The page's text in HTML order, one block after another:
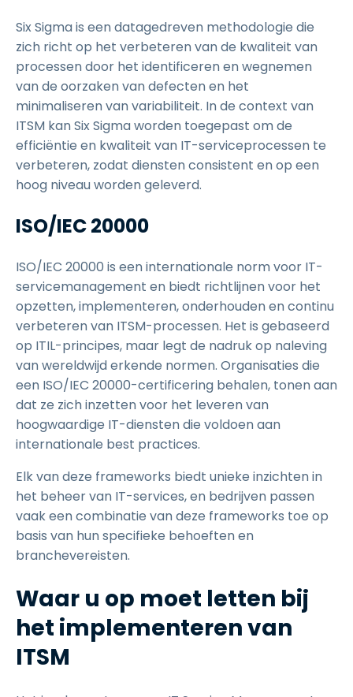
Six Sigma is een datagedreven methodologie die
zich richt op het verbeteren van de kwaliteit van
processen door het identificeren en wegnemen
van de oorzaken van defecten en het
minimaliseren van variabiliteit. In de context van
ITSM kan Six Sigma worden toegepast om de
efficiëntie en kwaliteit van IT-serviceprocessen te
verbeteren, zodat diensten consistent en op een
hoog niveau worden geleverd.
ISO/IEC 20000
ISO/IEC 20000 is een internationale norm voor IT-
servicemanagement en biedt richtlijnen voor het
opzetten, implementeren, onderhouden en continu
verbeteren van ITSM-processen. Het is gebaseerd
op ITIL-principes, maar legt de nadruk op naleving
van wereldwijd erkende normen. Organisaties die
een ISO/IEC 20000-certificering behalen, tonen aan
dat ze zich inzetten voor het leveren van
hoogwaardige IT-diensten die voldoen aan
internationale best practices.
Elk van deze frameworks biedt unieke inzichten in
het beheer van IT-services, en bedrijven passen
vaak een combinatie van deze frameworks toe op
basis van hun specifieke behoeften en
branchevereisten.
Waar u op moet letten bij
het implementeren van
ITSM